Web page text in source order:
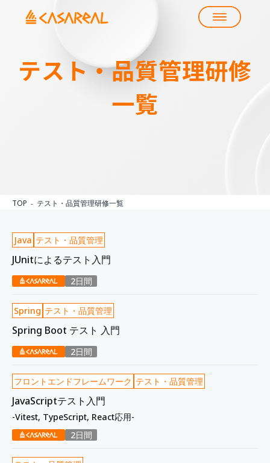
テスト・品質管理研修
一覧
TOP テスト・品質管理研修一覧
Java テスト・品質管理
JUnitによるテスト入門
2日間
Spring テスト・品質管理
Spring Boot テスト 入門
2日間
フロントエンドフレームワーク テスト・品質管理
JavaScriptテスト入門
-Vitest, TypeScript, React応用-
2日間